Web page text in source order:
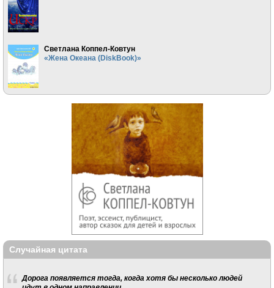
Светлана Коппел-Ковтун
«Жена Океана (DiskBook)»
Случайная цитата
Дорога появляется тогда, когда хотя бы несколько людей